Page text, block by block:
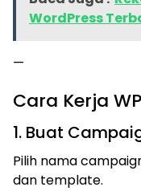
WordPress
—
Cara Kerja
1. Buat
Pilih nama
dan template.